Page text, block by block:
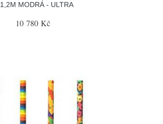
1,2M MODRÁ - ULTRA
10 780 Kč